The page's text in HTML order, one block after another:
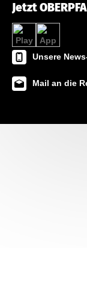
Jetzt
Unsere
Mail an die